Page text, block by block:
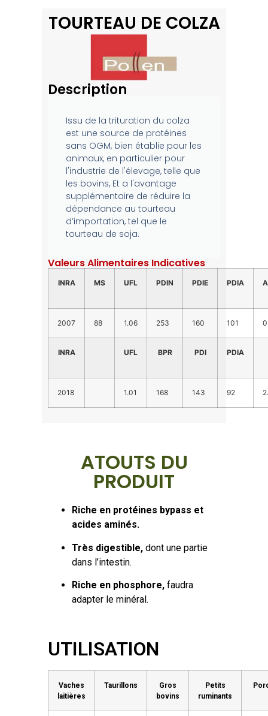
TOURTEAU DE COLZA
Description
Issu de la trituration du colza
est une source de protéines
sans OGM, bien établie pour les
animaux, en particulier pour
l'industrie de l'élevage, telle que
les bovins, Et a l'avantage
supplémentaire de réduire la
dépendance au tourteau
d’importation, tel que le
tourteau de soja.
Valeurs Alimentaires Indicatives
INRA MS UFL PDIN PDIE PDIA
2007 88 1.06 253 160 101 0
INRA UFL BPR PDI PDIA
2018 1.01 168 143 92
ATOUTS DU
PRODUIT
Riche en protéines bypass et
acides aminés.
Très digestible, dont une partie
dans l’intestin.
Riche en phosphore, faudra
adapter le minéral.
UTILISATION
Vaches
laitières
Taurillons
Gros
bovins
Petits
ruminants